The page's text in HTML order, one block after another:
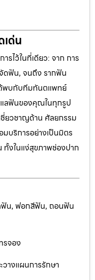
เด่น
ไว้ในที่เดียว: จาก การ
ดฟัน, จนถึง รากฟัน
พบกับทีมทันตแพทย์
แลฟันของคุณในทุกรูป
ยวชาญด้าน ศัลยกรรม
มบริการอย่างเป็นมิตร
ทั้งในแง่สุขภาพช่องปาก
ฟัน, ฟอกสีฟัน, ถอนฟัน
รจอง
างแผนการรักษา